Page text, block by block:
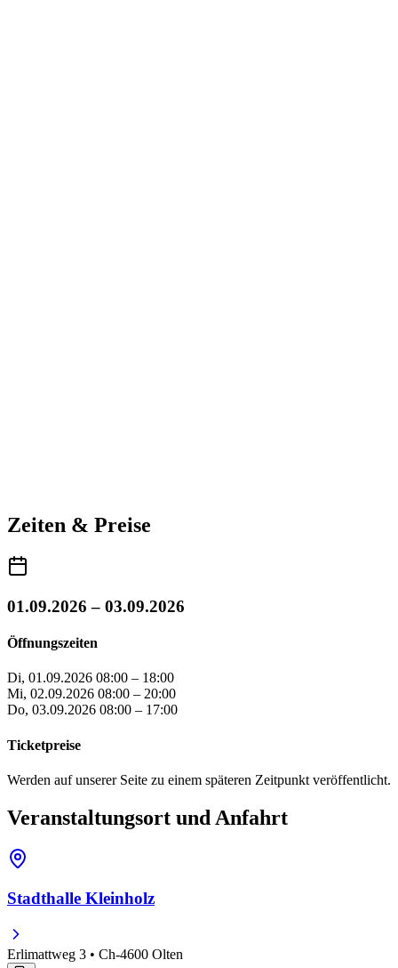
Zeiten & Preise
01.09.2026 – 03.09.2026
Öffnungszeiten
Di, 01.09.2026 08:00 – 18:00
Mi, 02.09.2026 08:00 – 20:00
Do, 03.09.2026 08:00 – 17:00
Ticketpreise
Werden auf unserer Seite zu einem späteren Zeitpunkt veröffentlicht.
Veranstaltungsort und Anfahrt
Stadthalle Kleinholz
Erlimattweg 3 • Ch-4600 Olten